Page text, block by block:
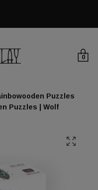
0
Puzzles
Puzzles | Wolf